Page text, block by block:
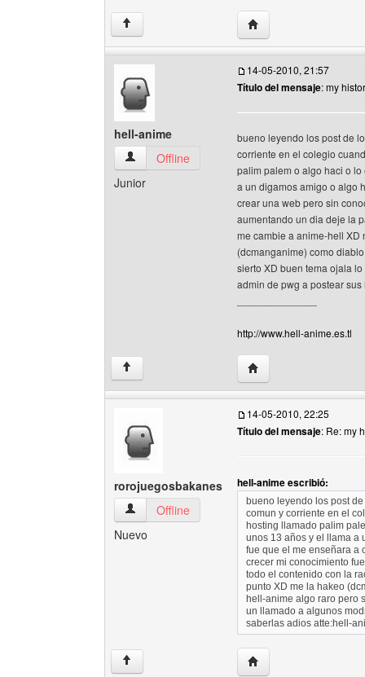
↑ Visitar sitio web del
hell-anime
hell-anime Ver perfil del usuario
Offline
Junior
14-05-2010, 21:57
Título del mensaje: my
bueno leyendo los post de
corriente en el colegio
palim palem o algo haci o
a un digamos amigo o algo
crear una web pero sin
aumentando un dia deje la
me cambie a anime-hell XD
(dcmanganime) como
sierto XD buen tema ojala
admin de pwg a postear
http://www.hell-anime.es.tl
↑ Visitar sitio web del
rorojuegosbakanes
rorojuegosbakanes Ver perfil del usuario
Offline
Nuevo
14-05-2010, 22:25
Título del mensaje: Re: my
hell-anime escribió:
bueno leyendo los post
comun y corriente en el
hosting llamado palim
unos 13 años y el llama a
fue que el me enseñara a
crecer mi conocimiento
todo el contenido con la
punto XD me la hakeo
hell-anime algo raro pero
un llamado a algunos
saberlas adios atte:hell-
↑ Visitar sitio web del